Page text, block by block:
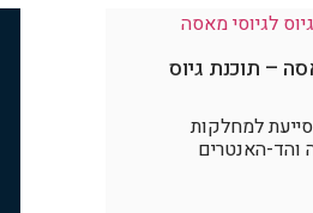
– תוכנת גיוס
למחלקות
והד-האנטרים